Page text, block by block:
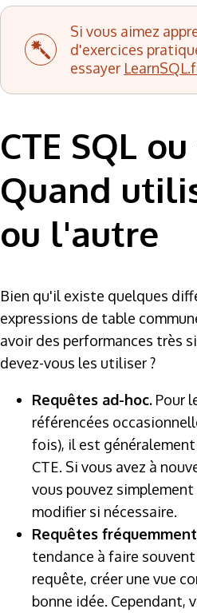
Si vous aimez
d'exercices
essayer
CTE SQL
Quand
ou l'autre
Bien qu'il existe quelques
expressions de table
avoir des performances très
devez-vous les utiliser ?
Requêtes ad-hoc. Pour
référencées
fois), il est
CTE. Si vous avez à
vous pouvez
modifier si nécessaire.
Requêtes
tendance à faire
requête, créer une vue
bonne idée. Cependant,